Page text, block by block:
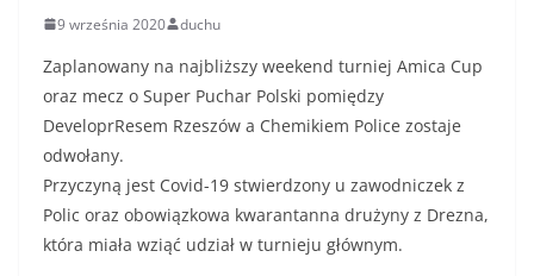
9 września 2020 duchu
Zaplanowany na najbliższy weekend turniej Amica Cup
oraz mecz o Super Puchar Polski pomiędzy
DeveloprResem Rzeszów a Chemikiem Police zostaje
odwołany.
Przyczyną jest Covid-19 stwierdzony u zawodniczek z
Polic oraz obowiązkowa kwarantanna drużyny z Drezna,
która miała wziąć udział w turnieju głównym.